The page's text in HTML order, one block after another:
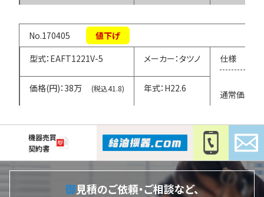
170405
38万 (税込41.8)
タツノ
H22.6
EAFT1221V-5
通常価格
機器売買
契約書
御見積のご依頼・ご相談など、